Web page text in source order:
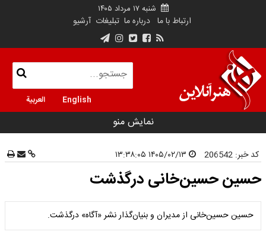
شنبه ۱۷ مرداد ۱۴۰۵
ارتباط با ما درباره ما تبلیغات آرشیو
English العربية
نمایش منو
کد خبر: 206542
حسین حسین‌خانی درگذشت
حسین حسین‌خانی از مدیران و بنیان‌گذار نشر «آگاه» درگذشت.